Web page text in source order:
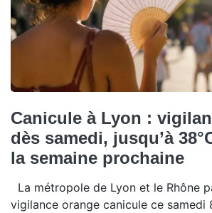
Canicule à Lyon :
dès samedi, jusqu’à
la semaine prochaine
La métropole de Lyon et le Rhône
vigilance orange canicule ce samedi